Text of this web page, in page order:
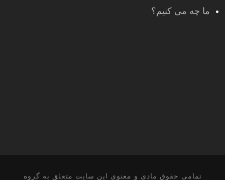
ما چه می کنیم؟
تمامی حقوق مادی و معنوی این سایت متعلق به گروه